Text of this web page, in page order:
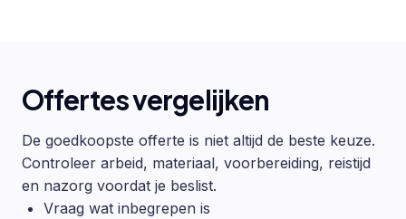
Offertes vergelijken
De goedkoopste offerte is niet altijd de beste keuze.
Controleer arbeid, materiaal, voorbereiding, reistijd
en nazorg voordat je beslist.
Vraag wat inbegrepen is